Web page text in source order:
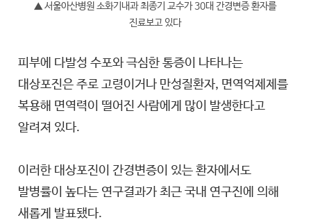
▲ 서울아산병원 소화기내과 최종기 교수가 30대 간경변증 환자를
진료보고 있다
피부에 다발성 수포와 극심한 통증이 나타나는
대상포진은 주로 고령이거나 만성질환자, 면역억제제를
복용해 면역력이 떨어진 사람에게 많이 발생한다고
알려져 있다.
이러한 대상포진이 간경변증이 있는 환자에서도
발병률이 높다는 연구결과가 최근 국내 연구진에 의해
새롭게 발표됐다.